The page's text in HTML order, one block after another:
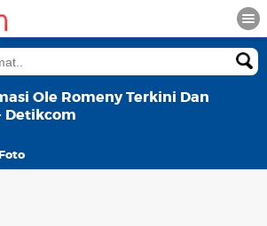
Ole Romeny Terkini Dan
Detikcom